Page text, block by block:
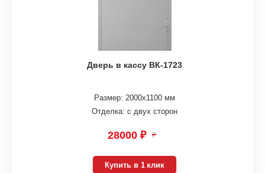
Дверь в кассу ВК-1723
Размер: 2000х1100 мм
Отделка: с двух сторон
28000 ₽ ₽
Купить в 1 клик